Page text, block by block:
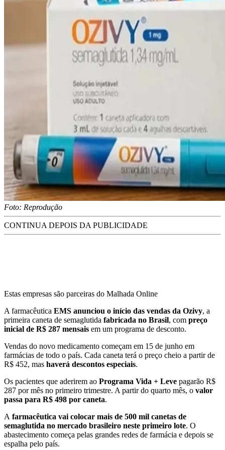
Foto: Reprodução
CONTINUA DEPOIS DA PUBLICIDADE
Estas empresas são parceiras do Malhada Online
A farmacêutica EMS anunciou o início das vendas da Ozivy, a
primeira caneta de semaglutida fabricada no Brasil, com preço
inicial de R$ 287 mensais em um programa de desconto.
Vendas do novo medicamento começam em 15 de junho em
farmácias de todo o país. Cada caneta terá o preço cheio a partir de
R$ 452, mas haverá descontos especiais.
Os pacientes que aderirem ao Programa Vida + Leve pagarão R$
287 por mês no primeiro trimestre. A partir do quarto mês, o valor
passa para R$ 498 por caneta.
A farmacêutica vai colocar mais de 500 mil canetas de
semaglutida no mercado brasileiro neste primeiro lote. O
abastecimento começa pelas grandes redes de farmácia e depois se
espalha pelo país.